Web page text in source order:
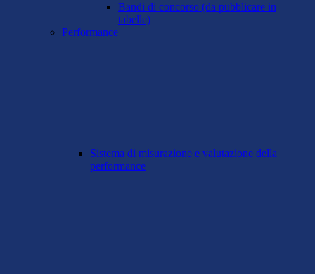
Bandi di concorso (da pubblicare in
tabelle)
Performance
Sistema di misurazione e valutazione della
performance